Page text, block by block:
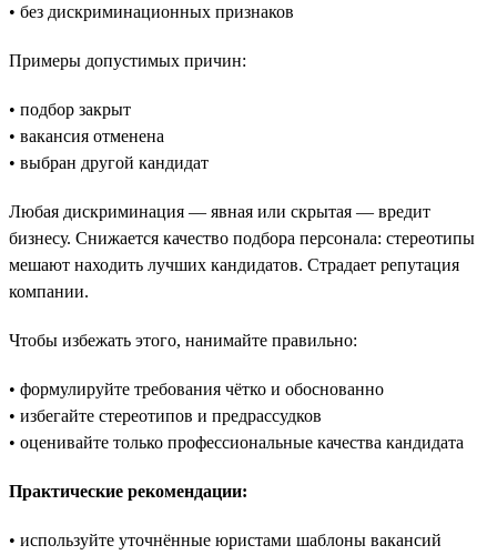
• без дискриминационных признаков
Примеры допустимых причин:
• подбор закрыт
• вакансия отменена
• выбран другой кандидат
Любая дискриминация — явная или скрытая — вредит
бизнесу. Снижается качество подбора персонала: стереотипы
мешают находить лучших кандидатов. Страдает репутация
компании.
Чтобы избежать этого, нанимайте правильно:
• формулируйте требования чётко и обоснованно
• избегайте стереотипов и предрассудков
• оценивайте только профессиональные качества кандидата
Практические рекомендации:
• используйте уточнённые юристами шаблоны вакансий